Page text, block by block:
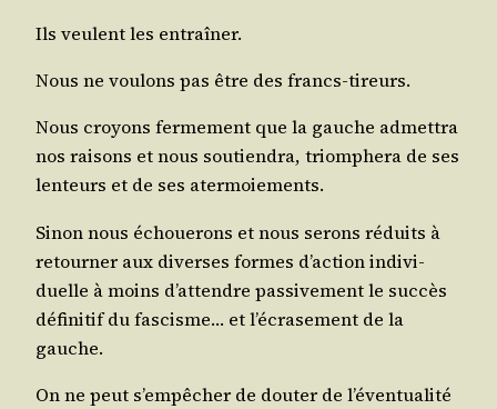
Ils veulent les entraîner.
Nous ne vou­lons pas être des francs-tireurs.
Nous croyons fer­me­ment que la gauche admet­tra
nos rai­sons et nous sou­tien­dra, triom­phe­ra de ses
len­teurs et de ses atermoiements.
Sinon nous échoue­rons et nous serons réduits à
retour­ner aux diverses formes d’ac­tion indi­vi­
duelle à moins d’at­tendre pas­si­ve­ment le suc­cès
défi­ni­tif du fas­cisme… et l’é­cra­se­ment de la
gauche.
On ne peut s’empêcher de dou­ter de l’é­ven­tua­li­té